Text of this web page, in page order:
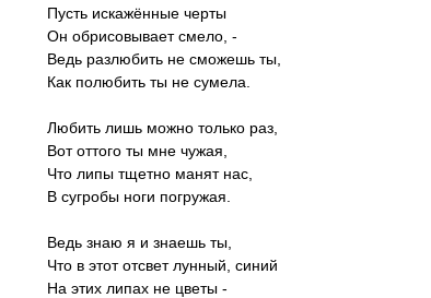
Пусть искажённые черты
Он обрисовывает смело, -
Ведь разлюбить не сможешь ты,
Как полюбить ты не сумела.
Любить лишь можно только раз,
Вот оттого ты мне чужая,
Что липы тщетно манят нас,
В сугробы ноги погружая.
Ведь знаю я и знаешь ты,
Что в этот отсвет лунный, синий
На этих липах не цветы -